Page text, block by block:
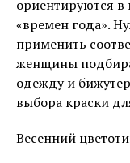
ориентируются
«времен года».
применить
женщины
одежду и
выбора краски
Весенний